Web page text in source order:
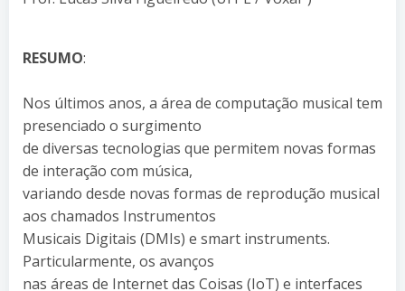
RESUMO:
Nos últimos anos, a área de computação musical tem
presenciado o surgimento
de diversas tecnologias que permitem novas formas
de interação com música,
variando desde novas formas de reprodução musical
aos chamados Instrumentos
Musicais Digitais (DMIs) e smart instruments.
Particularmente, os avanços
nas áreas de Internet das Coisas (IoT) e interfaces